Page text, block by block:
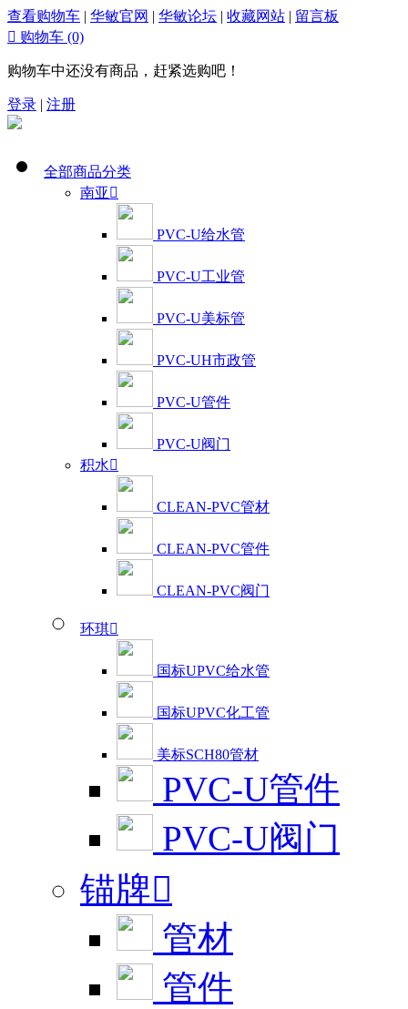
查看购物车 | 华敏官网 | 华敏论坛 | 收藏网站 | 留言板
 购物车 (0)
购物车中还没有商品，赶紧选购吧！
登录 | 注册
全部商品分类
南亚 
PVC-U给水管
PVC-U工业管
PVC-U美标管
PVC-UH市政管
PVC-U管件
PVC-U阀门
积水
CLEAN-PVC管材
CLEAN-PVC管件
CLEAN-PVC阀门
环琪
国标UPVC给水管
国标UPVC化工管
美标SCH80管材
PVC-U管件
PVC-U阀门
锚牌
管材
管件